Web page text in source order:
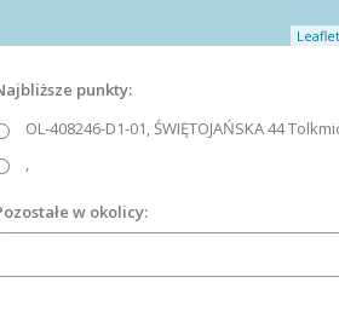
Leaflet
punkty:
OL-408246-D1-01, ŚWIĘTOJAŃSKA 44
,
w okolicy: